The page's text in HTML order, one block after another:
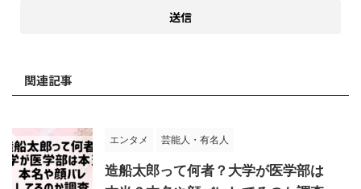
関連記事
エンタメ 芸能人・有名人
造船太郎って何者？大学が医学部は